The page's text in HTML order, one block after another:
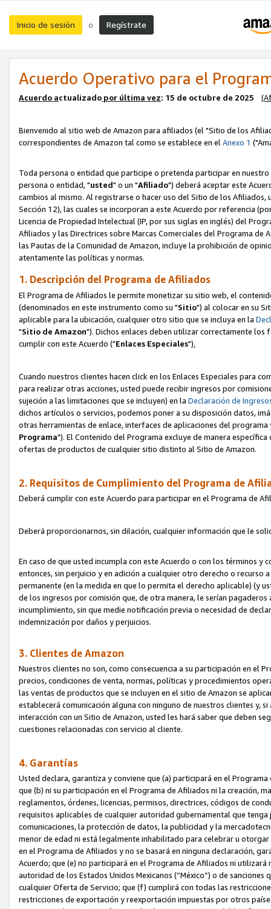
Inicio de sesión o Regístrate
Acuerdo Operativo para el
Acuerdo actualizado por última vez: 15 de octubre de 2025
Bienvenido al sitio web de Amazon para afiliados (el "Sitio de los
correspondientes de Amazon tal como se establece en elAnexo 1
Toda persona o entidad que participe o pretenda participar en
persona o entidad, "usted" o un "Afiliado") deberá aceptar este
cambios al mismo. Al registrarse o hacer uso del Sitio de los
Sección 12), las cuales se incorporan a este Acuerdo por referencia
Licencia de Propiedad Intelectual (IP, por sus siglas en inglés) del
Afiliados y las Directrices sobre Marcas Comerciales del Programa
las Pautas de la Comunidad de Amazon, incluye la prohibición de
atentamente las políticas y normas.
1. Descripción del Programa de Afiliados
El Programa de Afiliados le permite monetizar su sitio web, el
(denominados en este instrumento como su "Sitio") al colocar en su
aplicable para la ubicación, cualquier otro sitio que se incluya en la
"Sitio de Amazon"). Dichos enlaces deben utilizar correctamente los
cumplir con este Acuerdo ("Enlaces Especiales").
Cuando nuestros clientes hacen click en los Enlaces Especiales para
para realizar otras acciones, usted puede recibir ingresos por
sujeción a las limitaciones que se incluyen) en la Declaración de
dichos artículos o servicios, podemos poner a su disposición datos,
otras herramientas de enlace, interfaces de aplicaciones del
Programa"). El Contenido del Programa excluye de manera
ofertas de productos de cualquier sitio distinto al Sitio de Amazon.
2. Requisitos de Cumplimiento del Programa de
Deberá cumplir con este Acuerdo para participar en el Programa de
Deberá proporcionarnos, sin dilación, cualquier información que le
En caso de que usted incumpla con este Acuerdo o con los términos
entonces, sin perjuicio y en adición a cualquier otro derecho o
permanente (en la medida en que lo permita el derecho aplicable) (y
de los ingresos por comisión que, de otra manera, le serían
incumplimiento, sin que medie notificación previa o necesidad de
indemnización por daños y perjuicios.
3. Clientes de Amazon
Nuestros clientes no son, como consecuencia a su participación en el
precios, condiciones de venta, normas, políticas y procedimientos
las ventas de productos que se incluyen en el sitio de Amazon se
establecerá comunicación alguna con ninguno de nuestros clientes y,
interacción con un Sitio de Amazon, usted les hará saber que deben
cuestiones relacionadas con servicio al cliente.
4. Garantías
Usted declara, garantiza y conviene que (a) participará en el
que (b) ni su participación en el Programa de Afiliados ni la creación,
reglamentos, órdenes, licencias, permisos, directrices, códigos de
requisitos aplicables de cualquier autoridad gubernamental que
comunicaciones, la protección de datos, la publicidad y la
menor de edad ni está legalmente inhabilitado para celebrar u
en el Programa de Afiliados y no se basará en ninguna declaración,
Acuerdo; que (e) no participará en el Programa de Afiliados ni
autoridad de los Estados Unidos Mexicanos (“México”) o de
cualquier Oferta de Servicio; que (f) cumplirá con todas las
restricciones de exportación y reexportación impuestas por otros